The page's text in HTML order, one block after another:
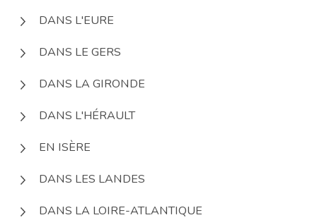
DANS L'EURE
DANS LE GERS
DANS LA GIRONDE
DANS L'HÉRAULT
EN ISÈRE
DANS LES LANDES
DANS LA LOIRE-ATLANTIQUE